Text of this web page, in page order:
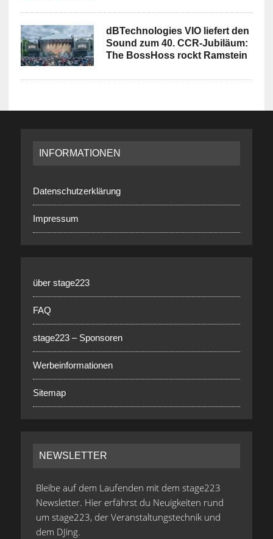
dBTechnologies VIO liefert den
Sound zum 40. CCR-Jubiläum:
The BossHoss rockt Ramstein
INFORMATIONEN
Datenschutzerklärung
Impressum
über stage223
FAQ
stage223 – Sponsoren
Werbeinformationen
Sitemap
NEWSLETTER
Bleibe auf dem Laufenden mit dem stage223
Newsletter. Hier erfährst du Neuigkeiten rund
um stage223, der Veranstaltungstechnik und
dem DJing.